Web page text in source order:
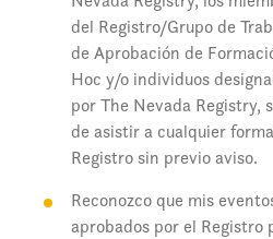
del Registro/Grupo de
de Aprobación de
Hoc y/o individuos
por The Nevada Registry,
de asistir a cualquier
Registro sin previo aviso.
Reconozco que mis
aprobados por el Registro